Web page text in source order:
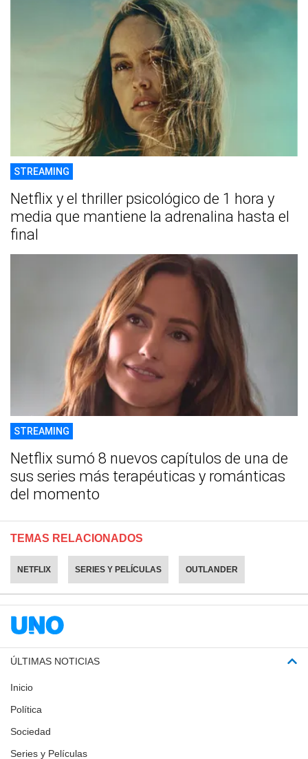
STREAMING
Netflix y el thriller psicológico de 1 hora y
media que mantiene la adrenalina hasta el
final
STREAMING
Netflix sumó 8 nuevos capítulos de una de
sus series más terapéuticas y románticas
del momento
TEMAS RELACIONADOS
NETFLIX SERIES Y PELÍCULAS OUTLANDER
ÚLTIMAS NOTICIAS
Inicio
Política
Sociedad
Series y Películas